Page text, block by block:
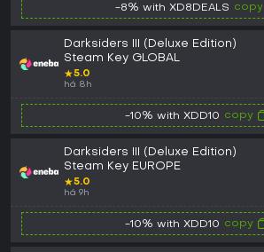
-8% with XD8DEALS copy
Darksiders III (Deluxe Edition)
Steam Key GLOBAL
★5.0
há 8h
-10% with XDD10 copy
Darksiders III (Deluxe Edition)
Steam Key EUROPE
★5.0
há 9h
-10% with XDD10 copy